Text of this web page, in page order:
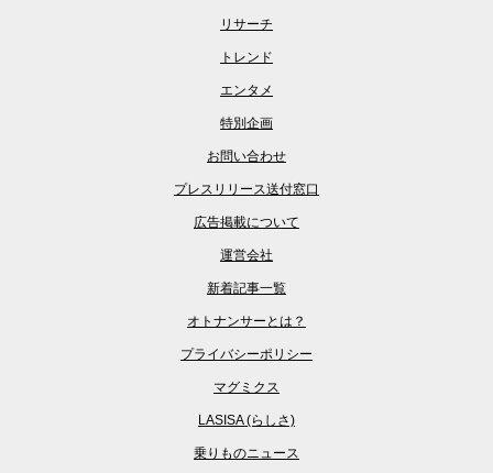
リサーチ
トレンド
エンタメ
特別企画
お問い合わせ
プレスリリース送付窓口
広告掲載について
運営会社
新着記事一覧
オトナンサーとは？
プライバシーポリシー
マグミクス
LASISA (らしさ)
乗りものニュース